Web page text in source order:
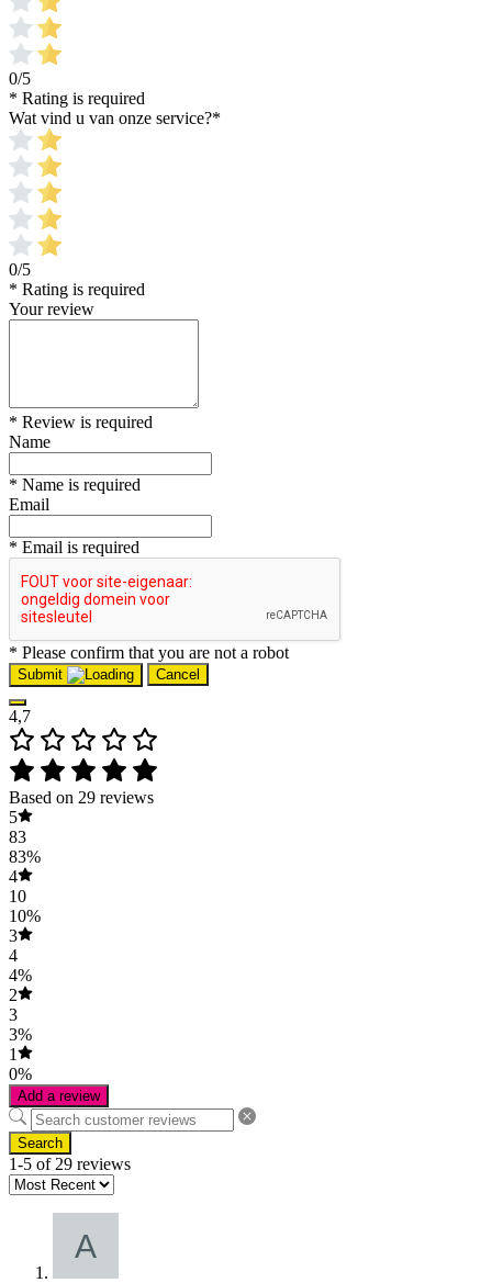
0/5
* Rating is required
Wat vind u van onze service?*
0/5
* Rating is required
Your review
* Review is required
Name
* Name is required
Email
* Email is required
* Please confirm that you are not a robot
Submit Cancel
4,7
Based on 29 reviews
5
83
83%
4
10
10%
3
4
4%
2
3
3%
1
0%
Add a review
Search
1-5 of 29 reviews